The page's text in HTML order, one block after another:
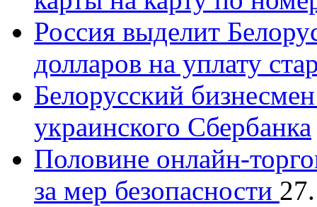
Россия выделит
долларов на уплату
Белорусский
украинского Сбербанка
Половине онлайн-
за мер безопасности